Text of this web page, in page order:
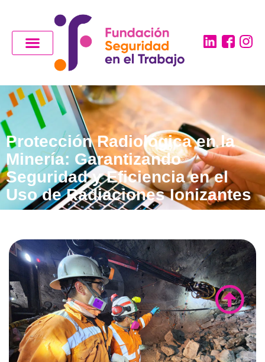
Protección Radiológica en la
Minería: Garantizando
Seguridad y Eficiencia en el
Uso de Radiaciones Ionizantes